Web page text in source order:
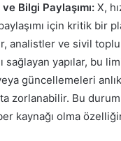
Bilgi Paylaşımı: X,
için kritik bir
analistler ve sivil
sağlayan yapılar, bu
güncellemeleri
zorlanabilir. Bu
kaynağı olma